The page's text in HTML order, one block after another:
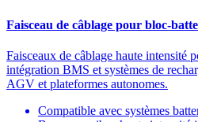
Faisceau de câblage pour bloc-
Faisceaux de câblage haute intensité
intégration BMS et systèmes de
AGV et plateformes autonomes.
Compatible avec systèmes